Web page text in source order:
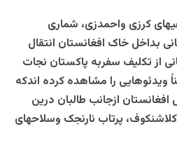
کرزی واحمدزی، شماری
بداخل خاک افغانستان انتقال
از تکلیف سفربه پاکستان نجات
ویدئوهایی را مشاهده کرده اندکه
درداخل افغانستان ازجانب طالبان درین
پرتاب نارنجک وسلاحهای